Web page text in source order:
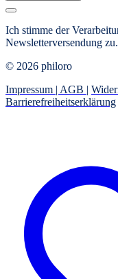
Ich stimme der
Newsletterversendung
© 2026 philoro
Impressum | AGB |
Barrierefreiheitserklärung